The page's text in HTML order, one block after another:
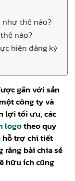
thế nào?
nào?
hiện đăng ký
gắn với sản
công ty và
lợi tối ưu, các
logotheo quy
hỗ trợ chi tiết
rằng bài chia sẻ
hữu ích cũng